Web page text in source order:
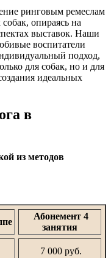
ринговым ремеслам
опираясь на
выставок. Наши
воспитатели
подход,
для собак, но и для
идеальных
в
из методов
Абонемент 4
занятия
7 000 руб.